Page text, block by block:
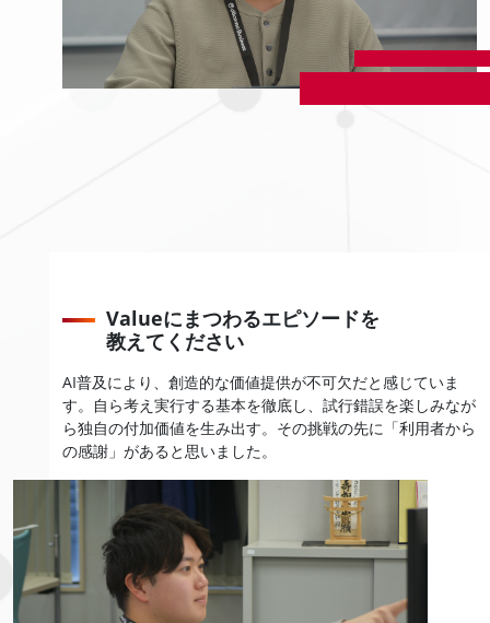
Valueにまつわるエピソードを
教えてください
AI普及により、創造的な価値提供が不可欠だと感じていま
す。自ら考え実行する基本を徹底し、試行錯誤を楽しみなが
ら独自の付加価値を生み出す。その挑戦の先に「利用者から
の感謝」があると思いました。